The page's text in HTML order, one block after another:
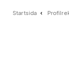
Startsida